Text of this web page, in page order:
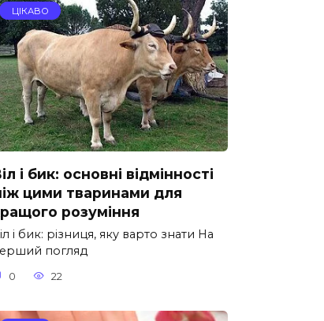
ЦІКАВО
і бик: основні відмінності
цими тваринами для
розуміння
і бик: різниця, яку варто знати На
погляд
0 22